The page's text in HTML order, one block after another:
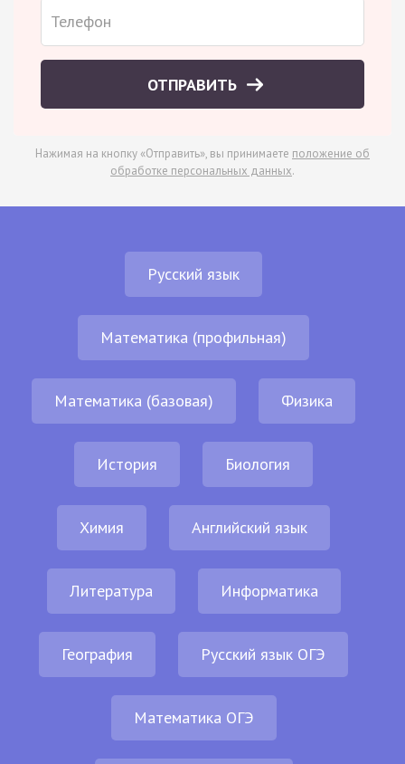
ОТПРАВИТЬ
Нажимая на кнопку «Отправить», вы принимаете положение об
обработке персональных данных.
Русский язык
Математика (профильная)
Математика (базовая) Физика
История Биология
Химия Английский язык
Литература Информатика
География Русский язык ОГЭ
Математика ОГЭ